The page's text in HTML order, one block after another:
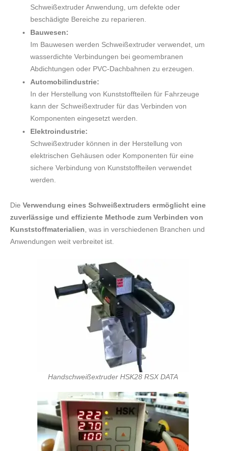
Schweißextruder Anwendung, um defekte oder
beschädigte Bereiche zu reparieren.
Bauwesen:
Im Bauwesen werden Schweißextruder verwendet, um
wasserdichte Verbindungen bei geomembranen
Abdichtungen oder PVC-Dachbahnen zu erzeugen.
Automobilindustrie:
In der Herstellung von Kunststoffteilen für Fahrzeuge
kann der Schweißextruder für das Verbinden von
Komponenten eingesetzt werden.
Elektroindustrie:
Schweißextruder können in der Herstellung von
elektrischen Gehäusen oder Komponenten für eine
sichere Verbindung von Kunststoffteilen verwendet
werden.
Die Verwendung eines Schweißextruders ermöglicht eine
zuverlässige und effiziente Methode zum Verbinden von
Kunststoffmaterialien, was in verschiedenen Branchen und
Anwendungen weit verbreitet ist.
Handschweißextruder HSK28 RSX DATA